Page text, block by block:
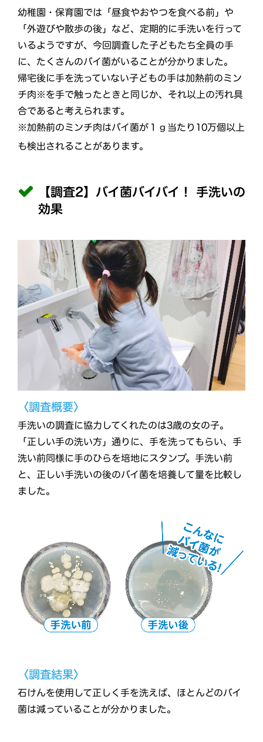
幼稚園・保育園では「昼食やおやつを食べる前」や
「外遊びや散歩の後」など、定期的に手洗いを行って
いるようですが、今回調査した子どもたち全員の手
に、たくさんのバイ菌がいることが分かりました。
帰宅後に手を洗っていない子どもの手は加熱前のミン
チ肉※を手で触ったときと同じか、それ以上の汚れ具
合であると考えられます。
※加熱前のミンチ肉はバイ菌が１ｇ当たり10万個以上
も検出されることがあります。
【調査2】バイ菌バイバイ！ 手洗いの
効果
〈調査概要〉
手洗いの調査に協力してくれたのは3歳の女の子。
「正しい手の洗い方」通りに、手を洗ってもらい、手
洗い前同様に手のひらを培地にスタンプ。手洗い前
と、正しい手洗いの後のバイ菌を培養して量を比較し
ました。
〈調査結果〉
石けんを使用して正しく手を洗えば、ほとんどのバイ
菌は減っていることが分かりました。